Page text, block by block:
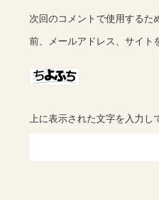
次回のコメントで使用するた
前、メールアドレス、サイト
上に表示された文字を入力し